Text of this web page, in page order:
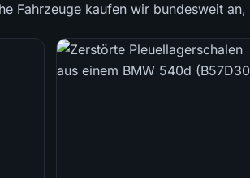
Fahrzeuge kaufen wir bundesweit